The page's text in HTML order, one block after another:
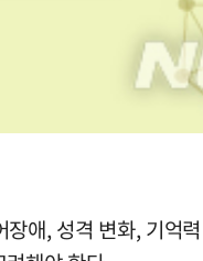
애, 성격 변화, 기억